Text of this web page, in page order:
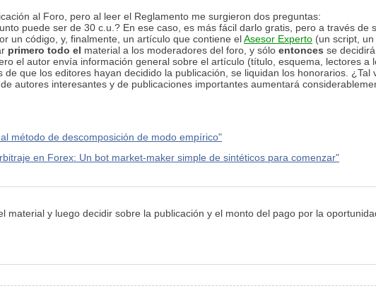
al Foro, pero al leer el Reglamento me surgieron dos preguntas:
puede ser de 30 c.u.? En ese caso, es más fácil darlo gratis, pero a través
un código, y, finalmente, un artículo que contiene elAsesor Experto (un script,
primero todo el material a los moderadores del foro, y sólo entonces se
el autor envía información general sobre el artículo (título, esquema, lectores
que los editores hayan decidido la publicación, se liquidan los honorarios.
autores interesantes y de publicaciones importantes aumentará
método de descomposición de modo empírico"
en Forex: Un bot market-maker simple de sintéticos para comenzar"
material y luego decidir sobre la publicación y el monto del pago por la